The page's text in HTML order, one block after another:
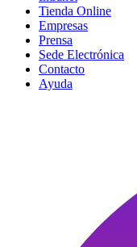
Tienda Online
Empresas
Prensa
Sede Electrónica
Contacto
Ayuda